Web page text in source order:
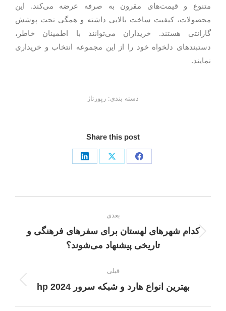
متنوع و قیمت‌های مقرون به صرفه عرضه می‌کند. این
محصولات، کیفیت ساخت بالایی داشته و همگی تحت پوشش
گارانتی هستند. خریداران می‌توانند با اطمینان خاطر،
دستبندهای دلخواه خود را از این مجموعه انتخاب و خریداری
نمایند.
دسته بندی: رپورتاژ
Share this post
Share
Share
Share
نوشته
قبلی
نوشته
بهترین انواع هارد و شبکه سرور hp 2024
بعدی
نوشته
بعدی:
کدام شهرهای لهستان برای سفرهای فرهنگی و
تاریخی پیشنهاد می‌شوند؟